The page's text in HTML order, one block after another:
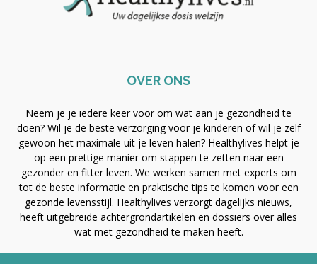
OVER ONS
Neem je je iedere keer voor om wat aan je gezondheid te
doen? Wil je de beste verzorging voor je kinderen of wil je zelf
gewoon het maximale uit je leven halen? Healthylives helpt je
op een prettige manier om stappen te zetten naar een
gezonder en fitter leven. We werken samen met experts om
tot de beste informatie en praktische tips te komen voor een
gezonde levensstijl. Healthylives verzorgt dagelijks nieuws,
heeft uitgebreide achtergrondartikelen en dossiers over alles
wat met gezondheid te maken heeft.